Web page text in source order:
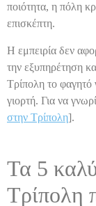
ποιότητα, η πόλη
επισκέπτη.
Η εμπειρία δεν
την εξυπηρέτηση
Τρίπολη το φαγητό
γιορτή. Για να
στην Τρίπολη].
Τα 5
Τρίπολη